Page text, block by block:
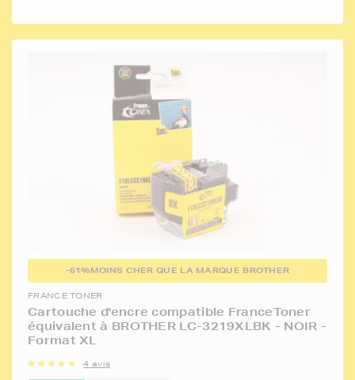
-61%MOINS CHER QUE LA MARQUE BROTHER
FRANCE TONER
Cartouche d'encre compatible FranceToner
équivalent à BROTHER LC-3219XLBK - NOIR -
Format XL
4 avis